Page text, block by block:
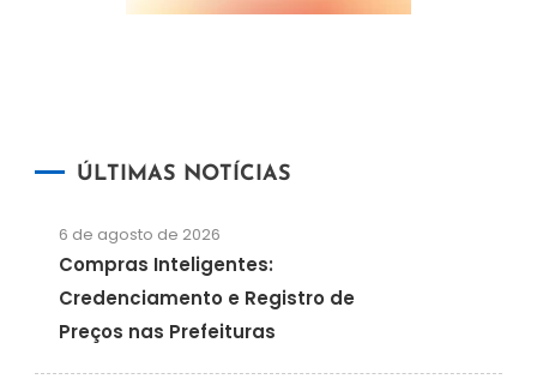
ÚLTIMAS NOTÍCIAS
6 de agosto de 2026
Compras Inteligentes:
Credenciamento e Registro de
Preços nas Prefeituras